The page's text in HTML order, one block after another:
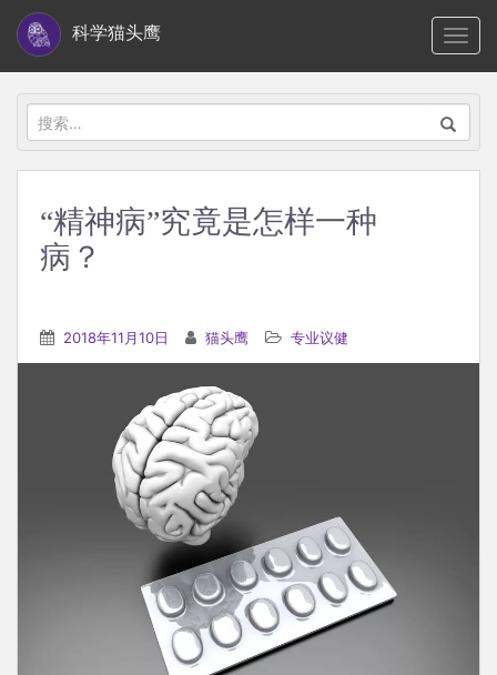
i
科学猫头鹰
搜
索：
“精神病”究竟是怎样一种
病？
2018年11月10日 猫头鹰 专业议健